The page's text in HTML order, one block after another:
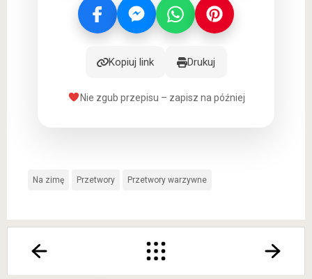
Kopiuj link Drukuj
Nie zgub przepisu – zapisz na później
Na zimę Przetwory Przetwory warzywne